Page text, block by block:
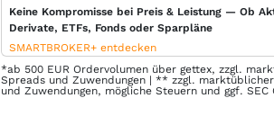
Keine Kompromisse bei Preis & Leistung — Ob
Derivate, ETFs, Fonds oder Sparpläne
SMARTBROKER+ entdecken
*ab 500 EUR Ordervolumen über gettex, zzgl.
Spreads und Zuwendungen | ** zzgl.
und Zuwendungen, mögliche Steuern und ggf. SEC